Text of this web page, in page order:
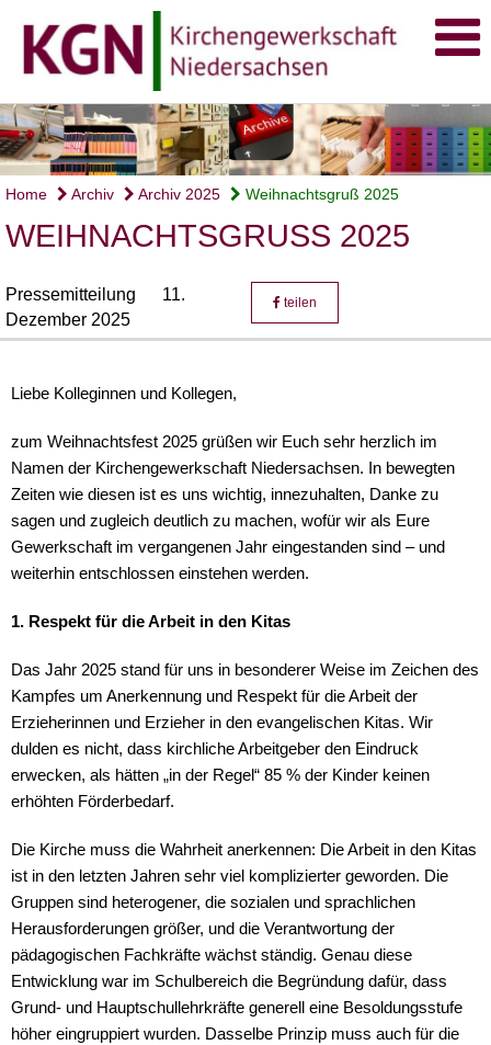
Home Archiv Archiv 2025 Weihnachtsgruß 2025
WEIHNACHTSGRUSS 2025
Pressemitteilung
11.
Dezember 2025
teilen
Liebe Kolleginnen und Kollegen,
zum Weihnachtsfest 2025 grüßen wir Euch sehr herzlich im
Namen der Kirchengewerkschaft Niedersachsen. In bewegten
Zeiten wie diesen ist es uns wichtig, innezuhalten, Danke zu
sagen und zugleich deutlich zu machen, wofür wir als Eure
Gewerkschaft im vergangenen Jahr eingestanden sind – und
weiterhin entschlossen einstehen werden.
1. Respekt für die Arbeit in den Kitas
Das Jahr 2025 stand für uns in besonderer Weise im Zeichen des
Kampfes um Anerkennung und Respekt für die Arbeit der
Erzieherinnen und Erzieher in den evangelischen Kitas. Wir
dulden es nicht, dass kirchliche Arbeitgeber den Eindruck
erwecken, als hätten „in der Regel“ 85 % der Kinder keinen
erhöhten Förderbedarf.
Die Kirche muss die Wahrheit anerkennen: Die Arbeit in den Kitas
ist in den letzten Jahren sehr viel komplizierter geworden. Die
Gruppen sind heterogener, die sozialen und sprachlichen
Herausforderungen größer, und die Verantwortung der
pädagogischen Fachkräfte wächst ständig. Genau diese
Entwicklung war im Schulbereich die Begründung dafür, dass
Grund- und Hauptschullehrkräfte generell eine Besoldungsstufe
höher eingruppiert wurden. Dasselbe Prinzip muss auch für die